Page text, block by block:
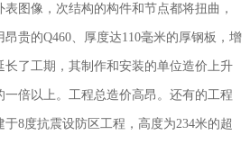
图像，次结构的构件和节点都将扭曲，
贵的Q460、厚度达110毫米的厚钢板，增
长了工期，其制作和安装的单位造价上升
倍以上。工程总造价高昂。还有的工程
8度抗震设防区工程，高度为234米的超